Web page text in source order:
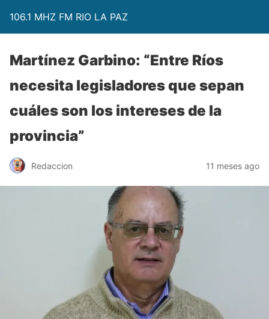
106.1 MHZ FM RIO LA PAZ
Martínez Garbino: “Entre Ríos
necesita legisladores que sepan
cuáles son los intereses de la
provincia”
Redaccion 11 meses ago